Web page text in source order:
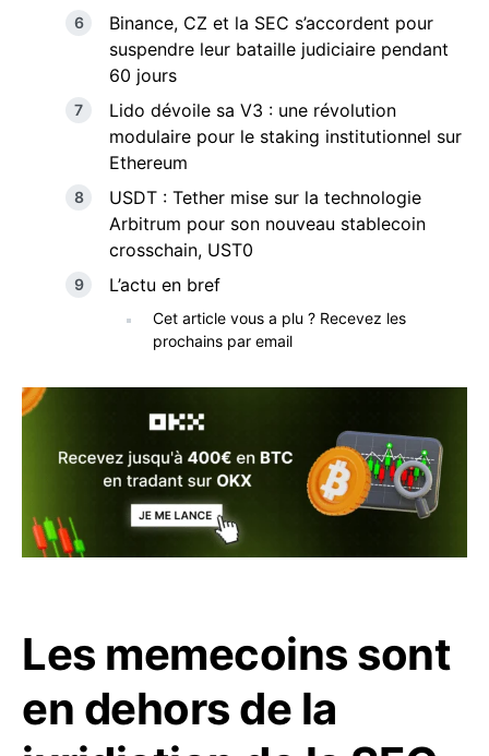
Binance, CZ et la SEC s’accordent pour
suspendre leur bataille judiciaire pendant
60 jours
Lido dévoile sa V3 : une révolution
modulaire pour le staking institutionnel sur
Ethereum
USDT : Tether mise sur la technologie
Arbitrum pour son nouveau stablecoin
crosschain, UST0
L’actu en bref
Cet article vous a plu ? Recevez les
prochains par email
Les memecoins sont
en dehors de la